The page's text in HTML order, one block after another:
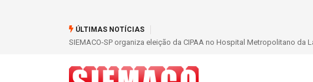
ÚLTIMAS NOTÍCIAS
SIEMACO-SP organiza eleição da CIPAA no Hospital Metropolitano